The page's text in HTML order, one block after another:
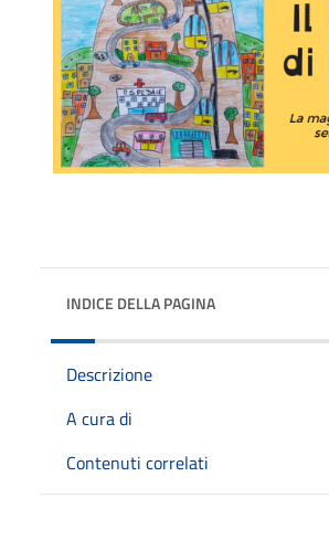
INDICE DELLA PAGINA
Descrizione
A cura di
Contenuti correlati